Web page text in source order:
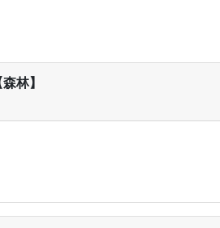
林】